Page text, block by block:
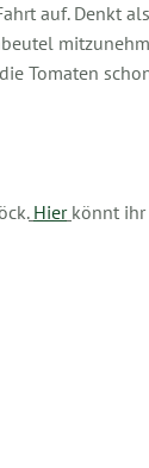
auf. Denkt
Tomaten
Hier könnt ihr